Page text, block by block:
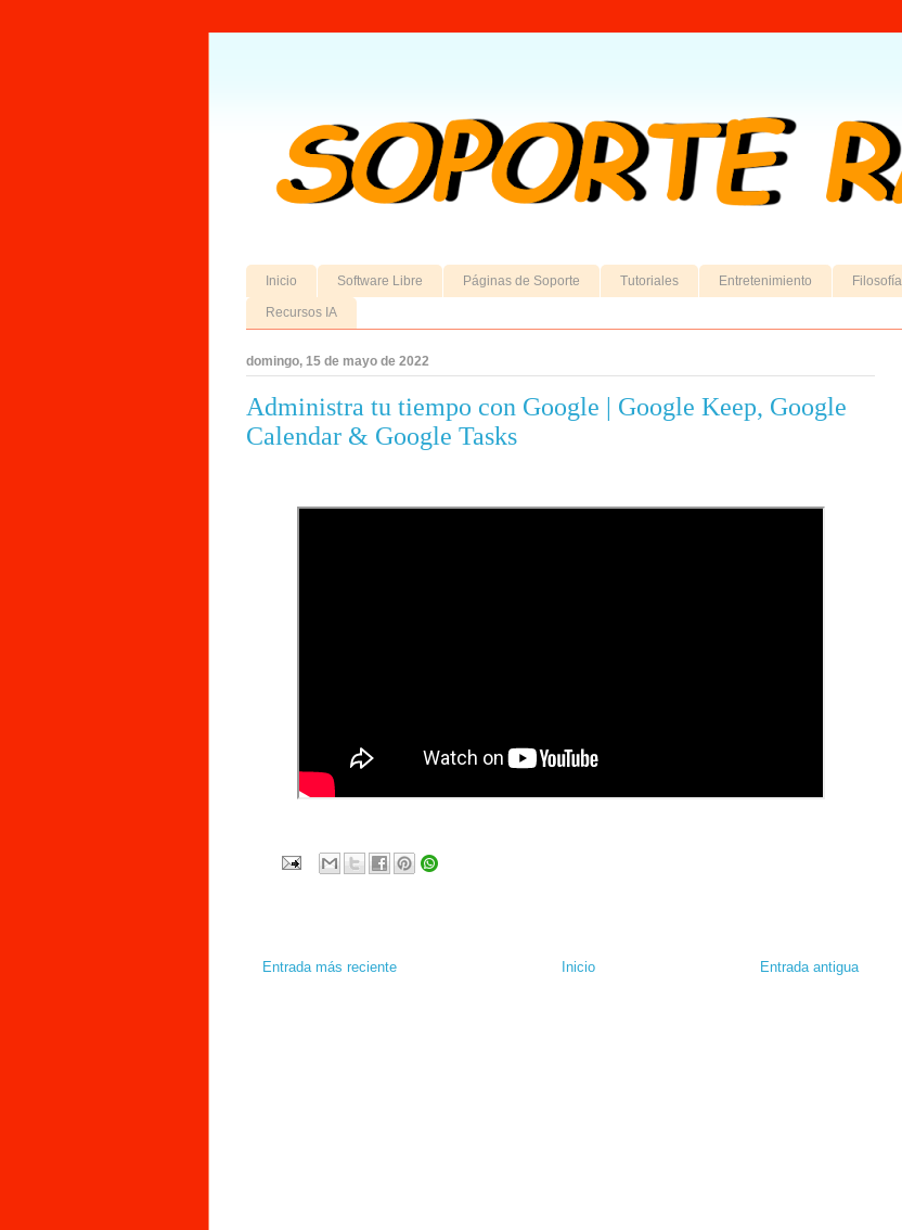
Inicio Software Libre Páginas de Soporte Tutoriales Entretenimiento Filosofía
Recursos IA
domingo, 15 de mayo de 2022
Administra tu tiempo con Google | Google Keep, Google
Calendar & Google Tasks
Entrada más reciente Entrada antigua
Inicio